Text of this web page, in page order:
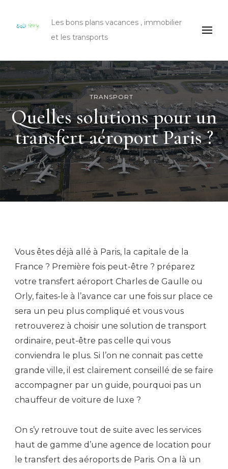
Les bons plans vacances , immobilier
et les transports
TRANSPORT
Quelles solutions pour un
transfert aéroport Paris ?
Vous êtes déjà allé à Paris, la capitale de la
France ? Première fois peut-être ? préparez
votre transfert aéroport Charles de Gaulle ou
Orly, faites-le à l’avance car une fois sur place ce
sera un peu plus compliqué et vous vous
retrouverez à choisir une solution de transport
ordinaire, peut-être pas celle qui vous
conviendra le plus. Si l’on ne connait pas cette
grande ville, il est clairement conseillé de se faire
accompagner par un guide, pourquoi pas un
chauffeur de voiture de luxe ?
On s’y retrouve tout de suite avec les services
haut de gamme d’une agence de location pour
le transfert des aéroports de Paris. On a là un